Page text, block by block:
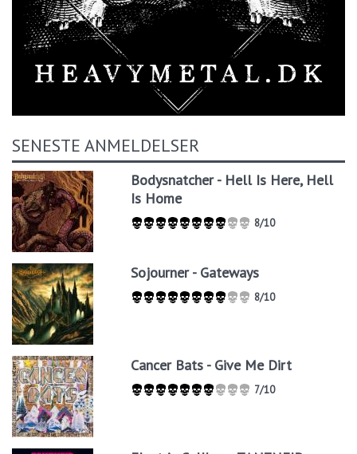
SENESTE ANMELDELSER
Bodysnatcher - Hell Is Here, Hell
Is Home
8/10
Sojourner - Gateways
8/10
Cancer Bats - Give Me Dirt
7/10